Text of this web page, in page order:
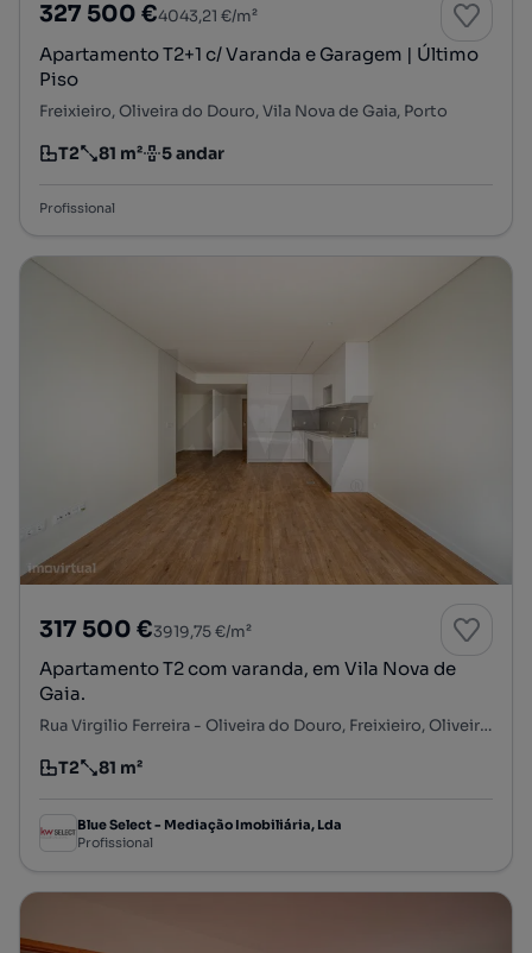
327 500 €4043,21 €/m²
Apartamento T2+1 c/ Varanda e Garagem | Último
Piso
Freixieiro, Oliveira do Douro, Vila Nova de Gaia, Porto
Tipologia
T2
Preço por metro quadrado
81 m²
Andar 5 andar
Profissional
317 500 €3919,75 €/m²
Apartamento T2 com varanda, em Vila Nova de
Gaia.
Rua Virgilio Ferreira - Oliveira do Douro, Freixieiro, Oliveira do Douro, Vila Nova de Gaia, Porto
Tipologia
T2
Preço por metro quadrado
81 m²
Blue Select - Mediação Imobiliária, Lda
Profissional